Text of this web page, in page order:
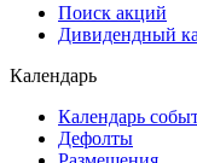
Поиск акций
Дивидендный
Календарь
Календарь
Дефолты